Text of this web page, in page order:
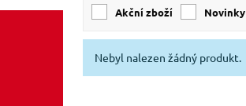
Akční zboží Novinky
Nebyl nalezen žádný produkt.